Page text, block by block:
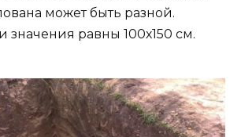
может быть разной.
значения равны 100х150 см.